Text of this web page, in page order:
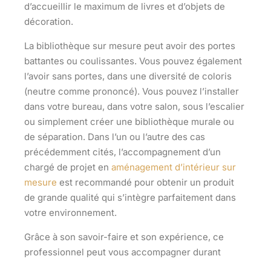
d’accueillir le maximum de livres et d’objets de
décoration.
La bibliothèque sur mesure peut avoir des portes
battantes ou coulissantes. Vous pouvez également
l’avoir sans portes, dans une diversité de coloris
(neutre comme prononcé). Vous pouvez l’installer
dans votre bureau, dans votre salon, sous l’escalier
ou simplement créer une bibliothèque murale ou
de séparation. Dans l’un ou l’autre des cas
précédemment cités, l’accompagnement d’un
chargé de projet en aménagement d’intérieur sur
mesure est recommandé pour obtenir un produit
de grande qualité qui s’intègre parfaitement dans
votre environnement.
Grâce à son savoir-faire et son expérience, ce
professionnel peut vous accompagner durant